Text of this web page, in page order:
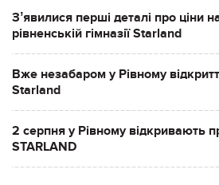
Зʼявилися перші деталі про ціни
рівненській гімназії Starland
Вже незабаром у Рівному
Starland
2 серпня у Рівному відкривають
STARLAND